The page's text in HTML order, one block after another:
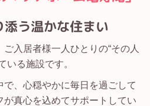
う温かな住まい
ご入居者様一人ひとりの“その人
いる施設です。
、心穏やかに毎日を過ごして
真心を込めてサポートしてい